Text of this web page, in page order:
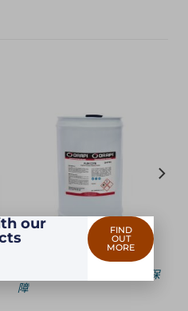
长期保
障
our
FIND
OUT
MORE